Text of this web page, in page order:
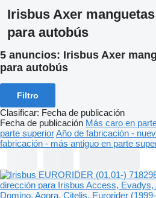
Irisbus Axer
para autobús
5 anuncios: Irisbus Axer
para autobús
Filtro
Clasificar: Fecha de publicación
Fecha de publicación Más caro en
parte superiorAño de fabricación -
fabricación - más antiguo en parte